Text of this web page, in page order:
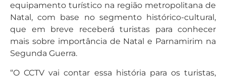
equipamento turístico na região metropolitana de
Natal, com base no segmento histórico-cultural,
que em breve receberá turistas para conhecer
mais sobre importância de Natal e Parnamirim na
Segunda Guerra.
“O CCTV vai contar essa história para os turistas,